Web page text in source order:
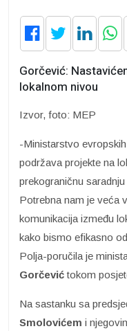
Gorčević:
lokalnom nivou
Izvor, foto: MEP
-Ministarstvo
podržava projekte na
prekograničnu
Potrebna nam je veća
komunikacija između
kako bismo efikasno
Polja-poručila je
Gorčevićtokom
Na sastanku sa
Smolovićem i